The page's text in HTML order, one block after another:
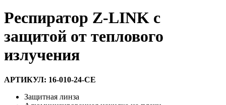
Респиратор Z-LINK с
защитой от теплового
излучения
АРТИКУЛ: 16-010-24-CE
Защитная линза